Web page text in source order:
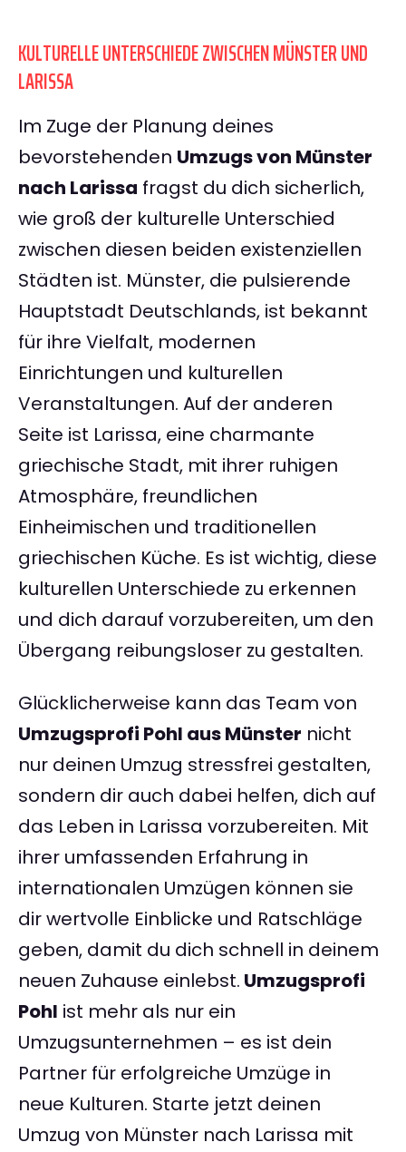
KULTURELLE UNTERSCHIEDE ZWISCHEN MÜNSTER UND
LARISSA
Im Zuge der Planung deines
bevorstehenden Umzugs von Münster
nach Larissa fragst du dich sicherlich,
wie groß der kulturelle Unterschied
zwischen diesen beiden existenziellen
Städten ist. Münster, die pulsierende
Hauptstadt Deutschlands, ist bekannt
für ihre Vielfalt, modernen
Einrichtungen und kulturellen
Veranstaltungen. Auf der anderen
Seite ist Larissa, eine charmante
griechische Stadt, mit ihrer ruhigen
Atmosphäre, freundlichen
Einheimischen und traditionellen
griechischen Küche. Es ist wichtig, diese
kulturellen Unterschiede zu erkennen
und dich darauf vorzubereiten, um den
Übergang reibungsloser zu gestalten.
Glücklicherweise kann das Team von
Umzugsprofi Pohl aus Münster nicht
nur deinen Umzug stressfrei gestalten,
sondern dir auch dabei helfen, dich auf
das Leben in Larissa vorzubereiten. Mit
ihrer umfassenden Erfahrung in
internationalen Umzügen können sie
dir wertvolle Einblicke und Ratschläge
geben, damit du dich schnell in deinem
neuen Zuhause einlebst. Umzugsprofi
Pohl ist mehr als nur ein
Umzugsunternehmen – es ist dein
Partner für erfolgreiche Umzüge in
neue Kulturen. Starte jetzt deinen
Umzug von Münster nach Larissa mit